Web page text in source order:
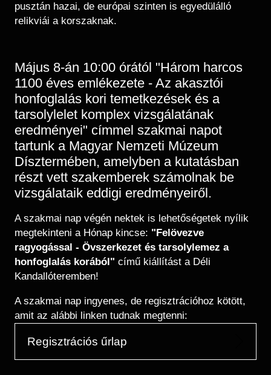
pusztán hazai, de európai szinten is egyedülálló
relikviái a korszaknak.
Május 8-án 10:00 órától "Három harcos
1100 éves emlékezete - Az akasztói
honfoglalás kori temetkezések és a
tarsolylelet komplex vizsgálatának
eredményei" címmel szakmai napot
tartunk a Magyar Nemzeti Múzeum
Dísztermében, amelyben a kutatásban
részt vett szakemberek számolnak be
vizsgálataik eddigi eredményeiről.
A szakmai nap végén nektek is lehetőségetek nyílik
megtekinteni a Hónap kincse: "Felövezve
ragyogással - Övszerkezet és tarsolylemez a
honfoglalás korából" című kiállítást a Déli
Kandallóteremben!
A szakmai nap ingyenes, de regisztrációhoz kötött,
amit az alábbi linken tudnak megtenni:
Regisztrációs űrlap